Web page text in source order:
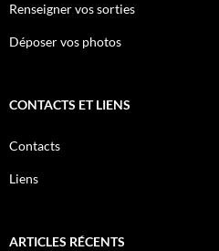
Renseigner vos sorties
Déposer vos photos
CONTACTS ET LIENS
Contacts
Liens
ARTICLES RÉCENTS